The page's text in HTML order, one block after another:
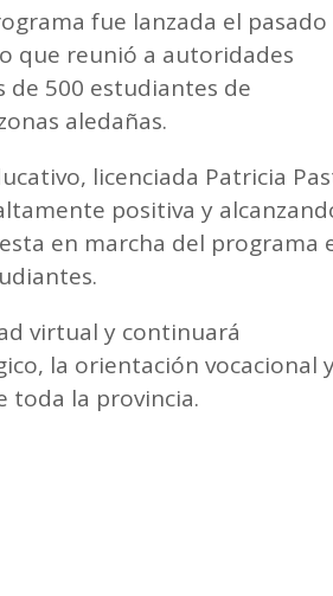
fue lanzada el pasado
que reunió a autoridades
de 500 estudiantes de
aledañas.
licenciada Patricia
positiva y
en marcha del programa
virtual y continuará
la orientación vocacional
toda la provincia.